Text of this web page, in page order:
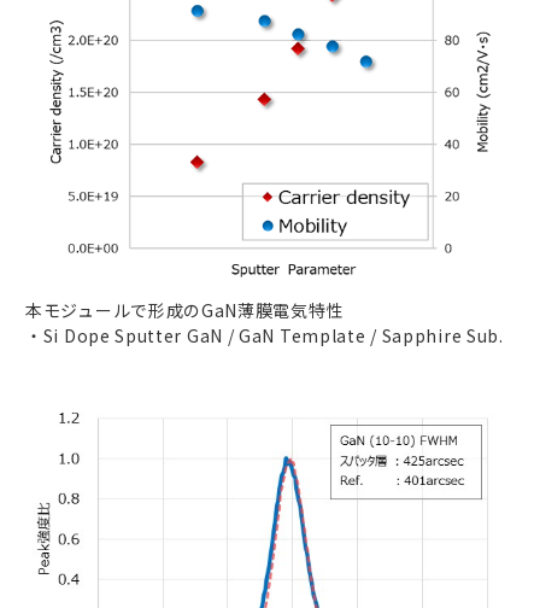
本モジュールで形成のGaN薄膜電気特性
・Si Dope Sputter GaN / GaN Template / Sapphire Sub.